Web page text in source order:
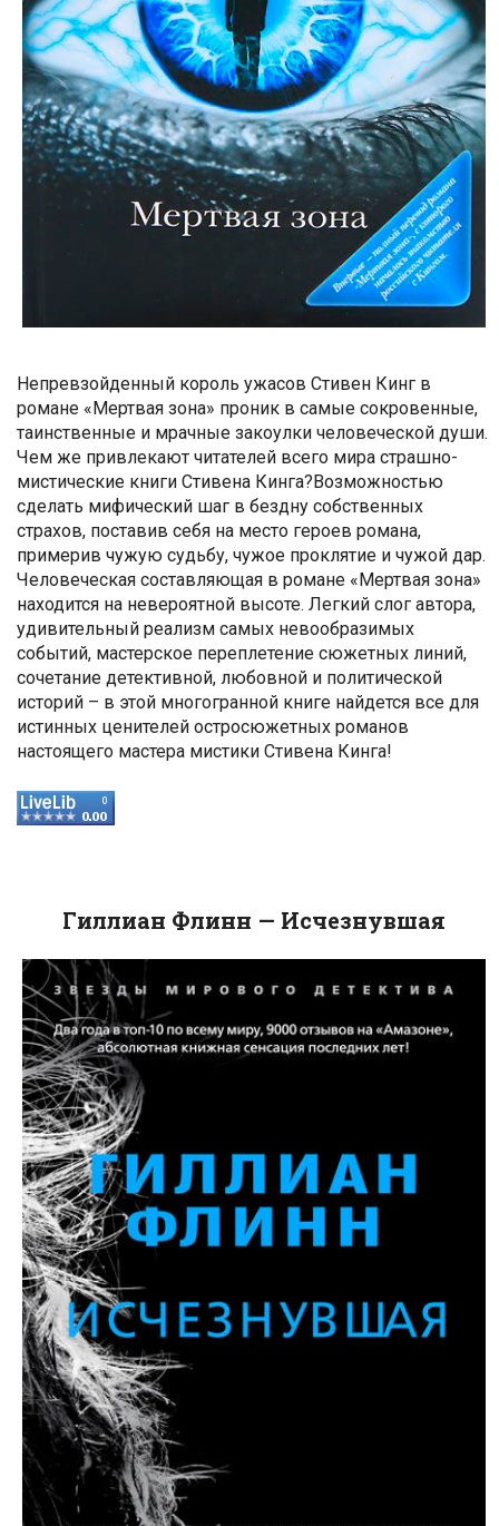
Непревзойденный король ужасов Стивен Кинг в
романе «Мертвая зона» проник в самые сокровенные,
таинственные и мрачные закоулки человеческой души.
Чем же привлекают читателей всего мира страшно-
мистические книги Стивена Кинга?Возможностью
сделать мифический шаг в бездну собственных
страхов, поставив себя на место героев романа,
примерив чужую судьбу, чужое проклятие и чужой дар.
Человеческая составляющая в романе «Мертвая зона»
находится на невероятной высоте. Легкий слог автора,
удивительный реализм самых невообразимых
событий, мастерское переплетение сюжетных линий,
сочетание детективной, любовной и политической
историй – в этой многогранной книге найдется все для
истинных ценителей остросюжетных романов
настоящего мастера мистики Стивена Кинга!
Гиллиан Флинн — Исчезнувшая